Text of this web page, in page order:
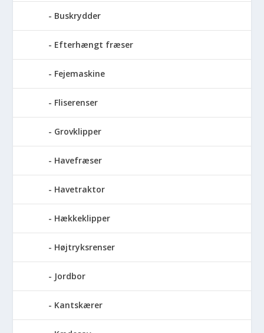
Buskrydder
Efterhængt fræser
Fejemaskine
Fliserenser
Grovklipper
Havefræser
Havetraktor
Hækkeklipper
Højtryksrenser
Jordbor
Kantskærer